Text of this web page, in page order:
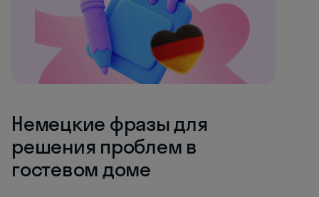
Немецкие фразы для
решения проблем в
гостевом доме